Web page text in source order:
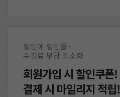
할인에 할인을~
수강료 부담 최소화
회원가입 시 할인쿠폰!
결제 시 마일리지 적립!